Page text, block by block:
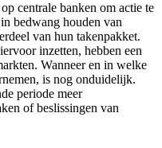
centrale banken om actie te
bedwang houden van
van hun takenpakket.
inzetten, hebben een
Wanneer en in welke
is nog onduidelijk.
periode meer
of beslissingen van